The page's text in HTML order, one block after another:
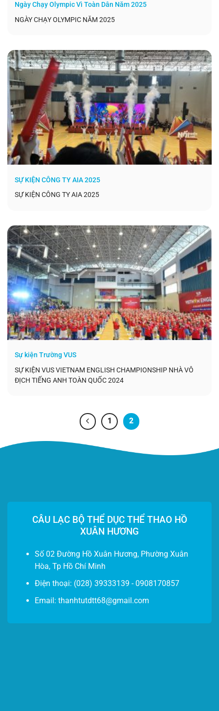
Ngày Chạy Olympic Vì Toàn Dân Năm 2025
NGÀY CHẠY OLYMPIC NĂM 2025
SỰ KIỆN CÔNG TY AIA 2025
SỰ KIỆN CÔNG TY AIA 2025
Sự kiện Trường VUS
SỰ KIỆN VUS VIETNAM ENGLISH CHAMPIONSHIP NHÀ VÔ
ĐỊCH TIẾNG ANH TOÀN QUỐC 2024
1 2
CÂU LẠC BỘ THỂ DỤC THỂ THAO HỒ
XUÂN HƯƠNG
Số 02 Đường Hồ Xuân Hương, Phường Xuân
Hòa, Tp Hồ Chí Minh
Điện thoại: (028) 39333139 - 0908170857
Email: thanhtutdtt68@gmail.com